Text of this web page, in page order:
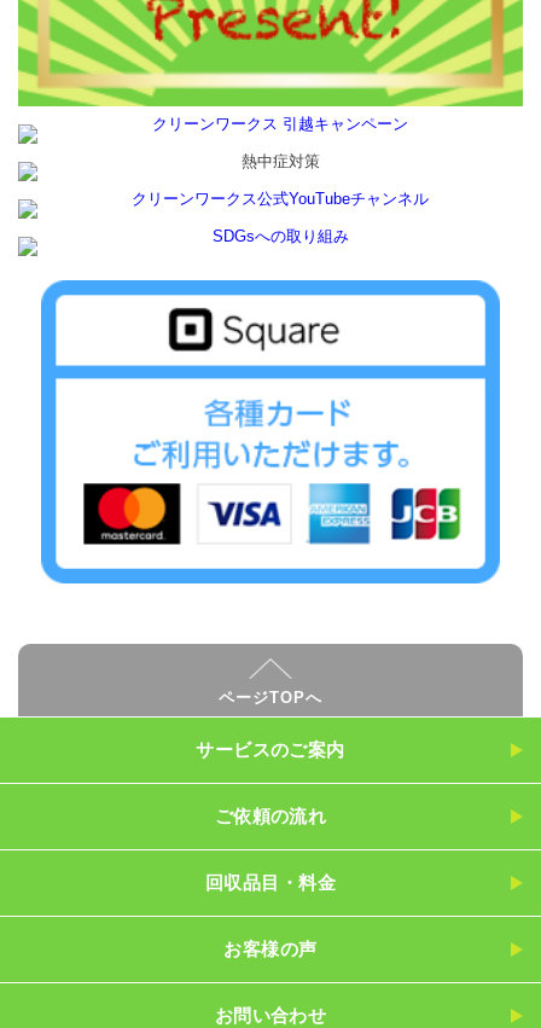
ページTOPへ
サービスのご案内
ご依頼の流れ
回収品目・料金
お客様の声
お問い合わせ